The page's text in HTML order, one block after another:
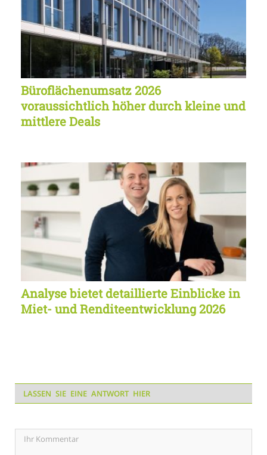
Büroflächenumsatz 2026
voraussichtlich höher durch kleine und
mittlere Deals
Analyse bietet detaillierte Einblicke in
Miet- und Renditeentwicklung 2026
LASSEN SIE EINE ANTWORT HIER